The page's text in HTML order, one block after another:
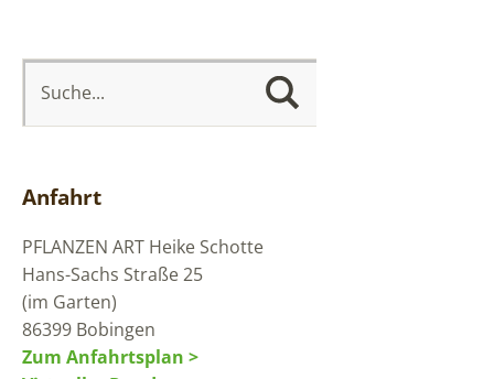
Anfahrt
PFLANZEN ART Heike Schotte
Hans-Sachs Straße 25
(im Garten)
86399 Bobingen
Zum Anfahrtsplan >